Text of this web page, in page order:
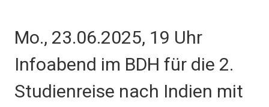
Mo., 23.06.2025, 19 Uhr
Infoabend im BDH für die 2.
Studienreise nach Indien mit